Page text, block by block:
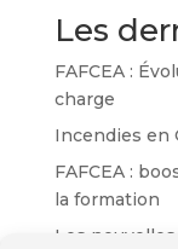
Les
FAFCEA :
charge
Incendies en
FAFCEA :
la formation
Les